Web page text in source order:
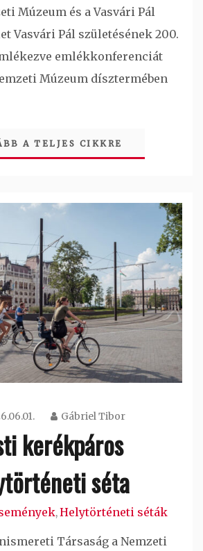
Múzeum és a Vasvári Pál
Vasvári Pál születésének 200.
emlékkonferenciát
Múzeum dísztermében
A TELJES CIKKRE
Gábriel Tibor
kerékpáros
séta
,Helytörténeti séták
Társaság a Nemzeti